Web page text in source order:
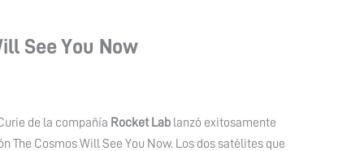
See You Now
de la compañía Rocket Lablanzó exitosamente
The Cosmos Will See You Now. Los dos satélites que